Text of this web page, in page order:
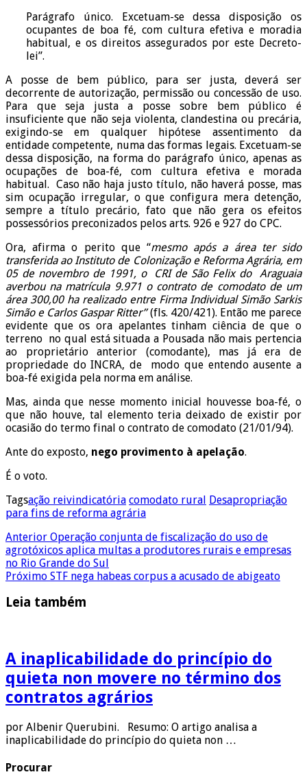
Parágrafo único. Excetuam-se dessa disposição os
ocupantes de boa fé, com cultura efetiva e moradia
habitual, e os direitos assegurados por este Decreto-
lei”.
A posse de bem público, para ser justa, deverá ser
decorrente de autorização, permissão ou concessão de uso.
Para que seja justa a posse sobre bem público é
insuficiente que não seja violenta, clandestina ou precária,
exigindo-se em qualquer hipótese assentimento da
entidade competente, numa das formas legais. Excetuam-se
dessa disposição, na forma do parágrafo único, apenas as
ocupações de boa-fé, com cultura efetiva e morada
habitual. Caso não haja justo título, não haverá posse, mas
sim ocupação irregular, o que configura mera detenção,
sempre a título precário, fato que não gera os efeitos
possessórios preconizados pelos arts. 926 e 927 do CPC.
Ora, afirma o perito que “mesmo após a área ter sido
transferida ao Instituto de Colonização e Reforma Agrária, em
05 de novembro de 1991, o CRI de São Felix do Araguaia
averbou na matrícula 9.971 o contrato de comodato de um
área 300,00 ha realizado entre Firma Individual Simão Sarkis
Simão e Carlos Gaspar Ritter”(fls. 420/421). Então me parece
evidente que os ora apelantes tinham ciência de que o
terreno no qual está situada a Pousada não mais pertencia
ao proprietário anterior (comodante), mas já era de
propriedade do INCRA, de modo que entendo ausente a
boa-fé exigida pela norma em análise.
Mas, ainda que nesse momento inicial houvesse boa-fé, o
que não houve, tal elemento teria deixado de existir por
ocasião do termo final o contrato de comodato (21/01/94).
Ante do exposto, nego provimento à apelação.
É o voto.
Tagsação reivindicatória comodato rural Desapropriação
para fins de reforma agrária
Anterior Operação conjunta de fiscalização do uso​ ​de
agrotóxicos aplica multas a produtores rurais e empresas
no Rio Grande do Sul
Próximo STF nega habeas corpus a acusado de abigeato
Leia também
A inaplicabilidade do princípio do
quieta non movere no término dos
contratos agrários
por Albenir Querubini. Resumo: O artigo analisa a
inaplicabilidade do princípio do quieta non …
Procurar